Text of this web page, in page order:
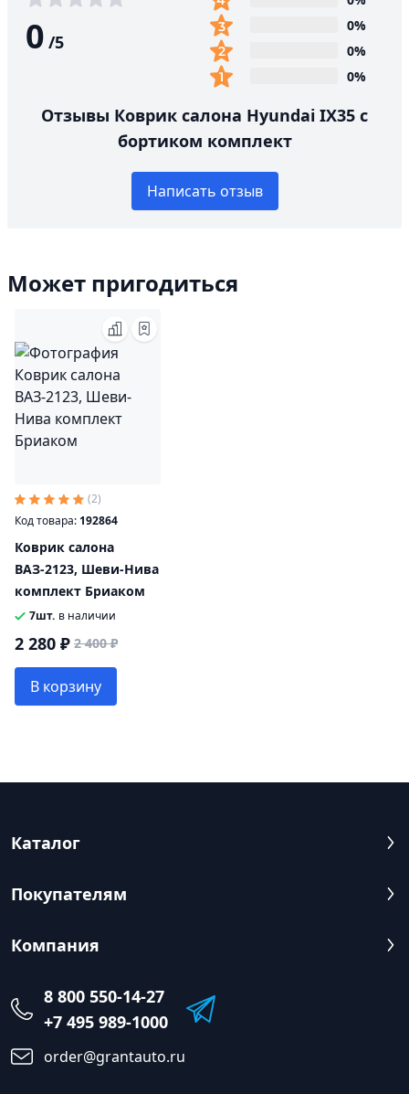
0 /5
0%
0%
0%
Отзывы Коврик салона Hyundai IX35 с
бортиком комплект
Написать отзыв
Может пригодиться
(2)
Код товара: 192864
Коврик салона
ВАЗ-2123, Шеви-Нива
комплект Бриаком
7шт. в наличии
2 280 ₽ 2 400 ₽
В корзину
Каталог
Покупателям
Компания
8 800 550-14-27
+7 495 989-1000
order@grantauto.ru